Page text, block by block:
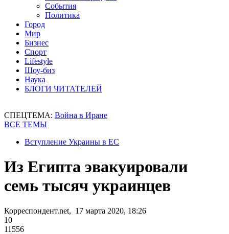
События
Политика
Город
Мир
Бизнес
Спорт
Lifestyle
Шоу-биз
Наука
БЛОГИ ЧИТАТЕЛЕЙ
СПЕЦТЕМА: Война в Иране
ВСЕ ТЕМЫ
Вступление Украины в ЕС
Из Египта эвакуировали
семь тысяч украинцев
Корреспондент.net, 17 марта 2020, 18:26
10
11556